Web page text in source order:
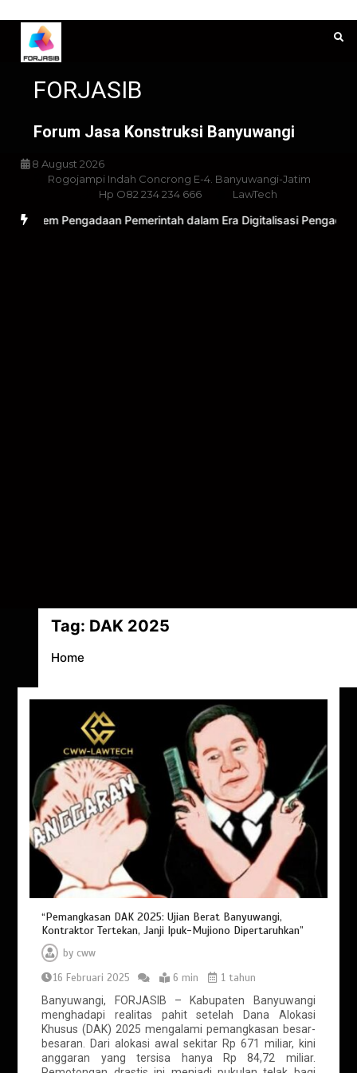
content
FORJASIB
Forum Jasa Konstruksi Banyuwangi
8 August 2026
Rogojampi Indah Concrong E-4. Banyuwangi-Jatim
Hp O82 234 234 666
LawTech
Sistem Pengadaan Pemerintah dalam Era Digitalisasi Pengadaan
Tag: DAK 2025
Home
“Pemangkasan DAK 2025: Ujian Berat Banyuwangi,
Kontraktor Tertekan, Janji Ipuk-Mujiono Dipertaruhkan”
by cww
16 Februari 2025
6 min
1 tahun
Banyuwangi, FORJASIB – Kabupaten Banyuwangi
menghadapi realitas pahit setelah Dana Alokasi
Khusus (DAK) 2025 mengalami pemangkasan besar-
besaran. Dari alokasi awal sekitar Rp 671 miliar, kini
anggaran yang tersisa hanya Rp 84,72 miliar.